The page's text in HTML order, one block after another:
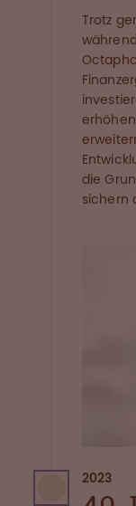
Trotz
die
sichern
2023